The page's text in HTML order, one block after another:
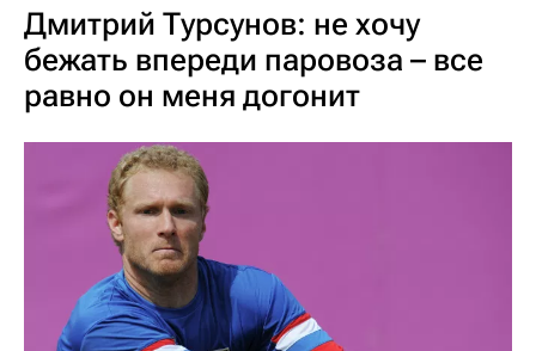
Дмитрий Турсунов: не хочу
бежать впереди паровоза – все
равно он меня догонит